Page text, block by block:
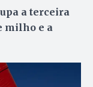
a terceira
milho e a